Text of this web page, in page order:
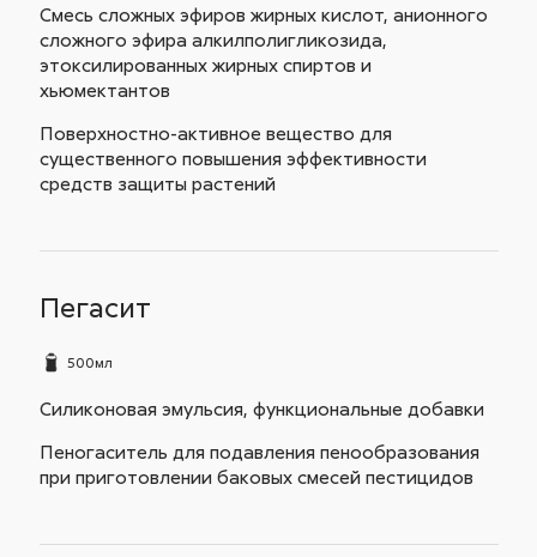
Смесь сложных эфиров жирных кислот, анионного
сложного эфира алкилполигликозида,
этоксилированных жирных спиртов и
хьюмектантов
Поверхностно-активное вещество для
существенного повышения эффективности
средств защиты растений
Пегасит
500мл
Силиконовая эмульсия, функциональные добавки
Пеногаситель для подавления пенообразования
при приготовлении баковых смесей пестицидов